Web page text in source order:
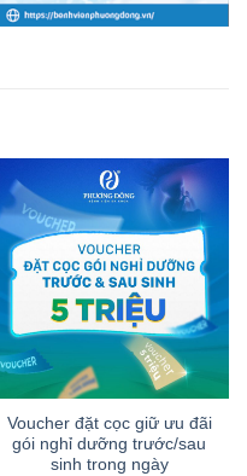
Voucher đặt cọc giữ ưu đãi
gói nghỉ dưỡng trước/sau
sinh trong ngày